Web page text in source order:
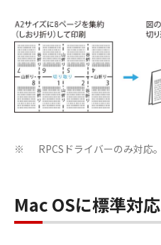
※ RPCSドライバーのみ対応。
Mac OSに標準対応